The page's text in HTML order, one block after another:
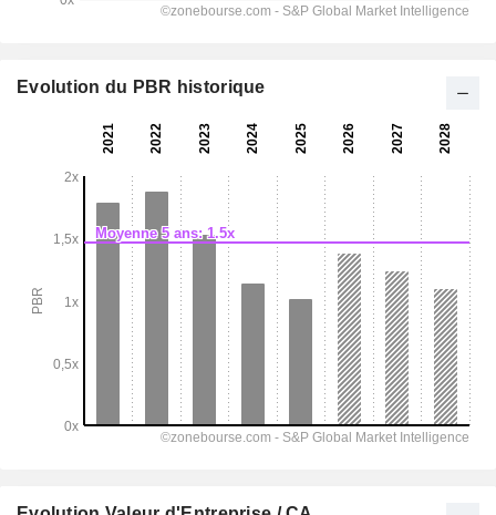
Evolution du PBR historique